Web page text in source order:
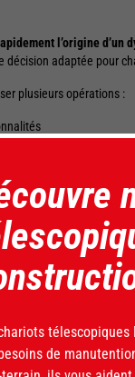
l’origine d’un
adaptée pour
plusieurs opérations :
aux performances de
délais.
télescopiques
de